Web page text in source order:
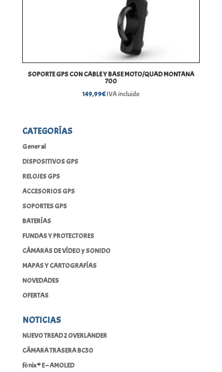
SOPORTE GPS CON CABLE Y BASE MOTO/QUAD MONTANA
700
149,99€IVA incluido
CATEGORÍAS
General
DISPOSITIVOS GPS
RELOJES GPS
ACCESORIOS GPS
SOPORTES GPS
BATERÍAS
FUNDAS Y PROTECTORES
CÁMARAS DE VÍDEO y SONIDO
MAPAS Y CARTOGRAFÍAS
NOVEDADES
OFERTAS
NOTICIAS
NUEVO TREAD 2 OVERLANDER
CÁMARA TRASERA BC50
fēnix® E – AMOLED